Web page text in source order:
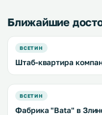
Ближайшие
ВСЕТИН
Штаб-квартира
ВСЕТИН
Фабрика "Bata" в